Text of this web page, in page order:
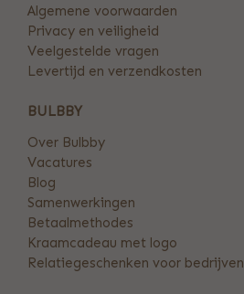
Algemene voorwaarden
Privacy en veiligheid
Veelgestelde vragen
Levertijd en verzendkosten
BULBBY
Over Bulbby
Vacatures
Blog
Samenwerkingen
Betaalmethodes
Kraamcadeau met logo
Relatiegeschenken voor bedrijven